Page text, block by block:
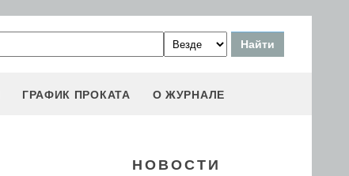
ГРАФИК ПРОКАТА О ЖУРНАЛЕ
НОВОСТИ